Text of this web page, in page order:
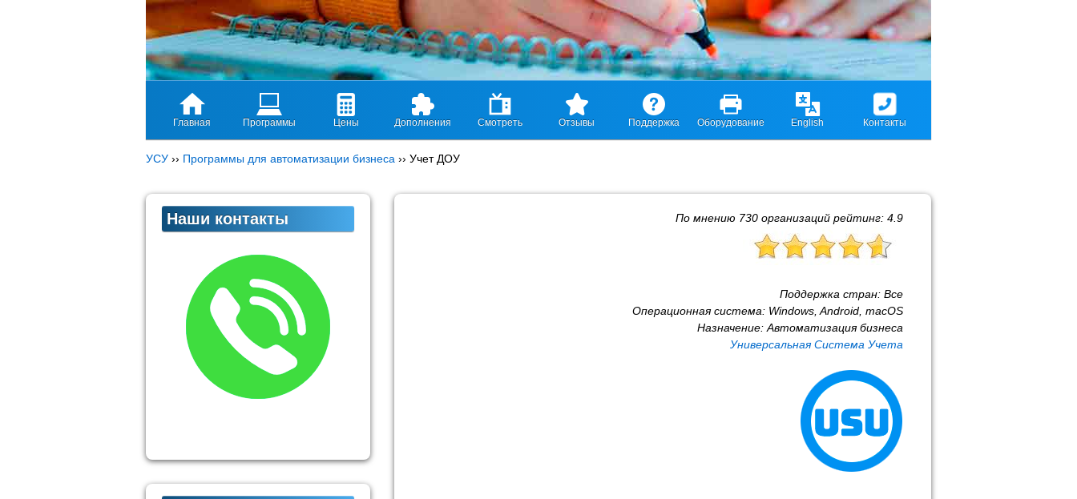
Главная Программы Цены Дополнения Смотреть Отзывы Поддержка Оборудование English Контакты
УСУ ›› Программы для автоматизации бизнеса ›› Учет ДОУ
По мнению 730 организаций рейтинг: 4.9
Поддержка стран: Все
Операционная система: Windows, Android, macOS
Назначение: Автоматизация бизнеса
Универсальная Система Учета
Наши контакты